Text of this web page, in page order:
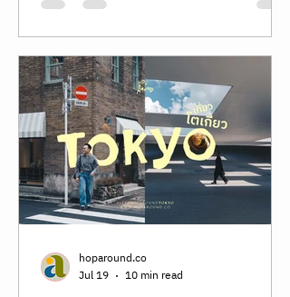
Salvation Mountain โอเอซิสแห่งศิลปะ
และศรัทธากลางทะเลทรายแคลิฟอร์เนีย
ที่นี่ไม่ใช่โปรเจกต์ที่ถูกออกแบบโดย
สถาปนิกชื่อดัง หรือได้รับการระดมทุน
มหาศาล ทว่าเกิดขึ้นจากวิสัยทัศน์ของ
ชายเพียงคนเดียวที่ชื่อว่า เลียวนาร์ด ไนต์
(Leonard Knight) ย้อนกลับไปในปี 1984
เลียวนาร์ดมีความตั้งใจเพียงแค่จะปล่อย
บอลลูนลมร้อนที่สกรีนข้อความว่า "God
is Love" เพื่อสื่อสารปรัชญาความรักที่
เขามีต่อโลก แต่เมื่อบอลลูนไม่สามารถ
ลอยขึ้นได้ เขาจึงตัดสินใจเปลี่ยนวิธีการ
โดยหันมาสร้างอนุสรณ์สถานบนพื้นดิน